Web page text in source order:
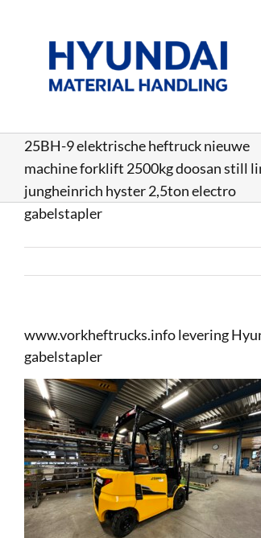
25BH-9 elektrische heftruck nieuwe
machine forklift 2500kg doosan still
jungheinrich hyster 2,5ton electro
gabelstapler
www.vorkheftrucks.info levering
gabelstapler